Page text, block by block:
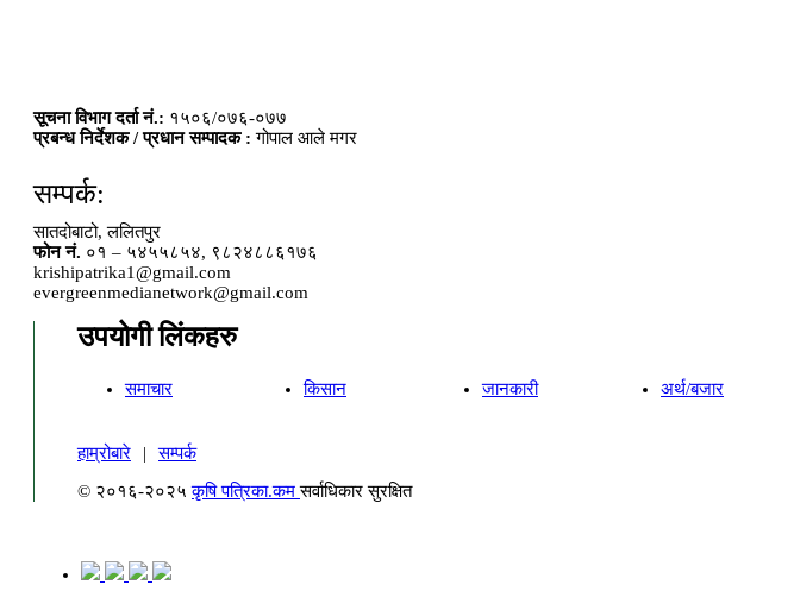
सूचना विभाग दर्ता नं.: १५०६/०७६-०७७
प्रबन्ध निर्देशक / प्रधान सम्पादक : गोपाल आले मगर
सम्पर्क:
सातदोबाटो, ललितपुर
फोन नं. ०१ – ५४५५८५४, ९८२४८८६१७६
krishipatrika1@gmail.com
evergreenmedianetwork@gmail.com
उपयोगी लिंकहरु
समाचार किसान जानकारी अर्थ/बजार
हाम्रोबारे |
सम्पर्क
© २०१६-२०२५कृषि पत्रिका.कमसर्वाधिकार सुरक्षित